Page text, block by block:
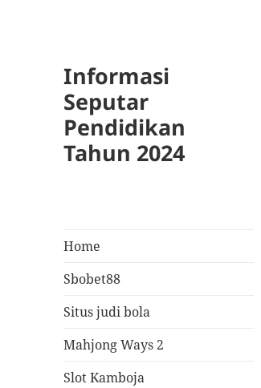
Informasi
Seputar
Pendidikan
Tahun 2024
Home
Sbobet88
Situs judi bola
Mahjong Ways 2
Slot Kamboja